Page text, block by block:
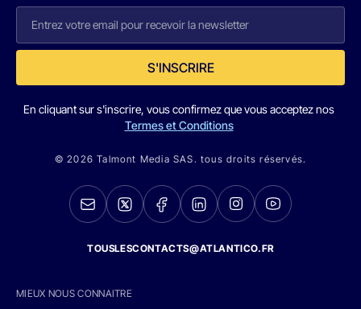
S'INSCRIRE
En cliquant sur s'inscrire, vous confirmez que vous acceptez nos
Termes et Conditions
© 2026 Talmont Media SAS. tous droits réservés.
TOUSLESCONTACTS@ATLANTICO.FR
MIEUX NOUS CONNAITRE